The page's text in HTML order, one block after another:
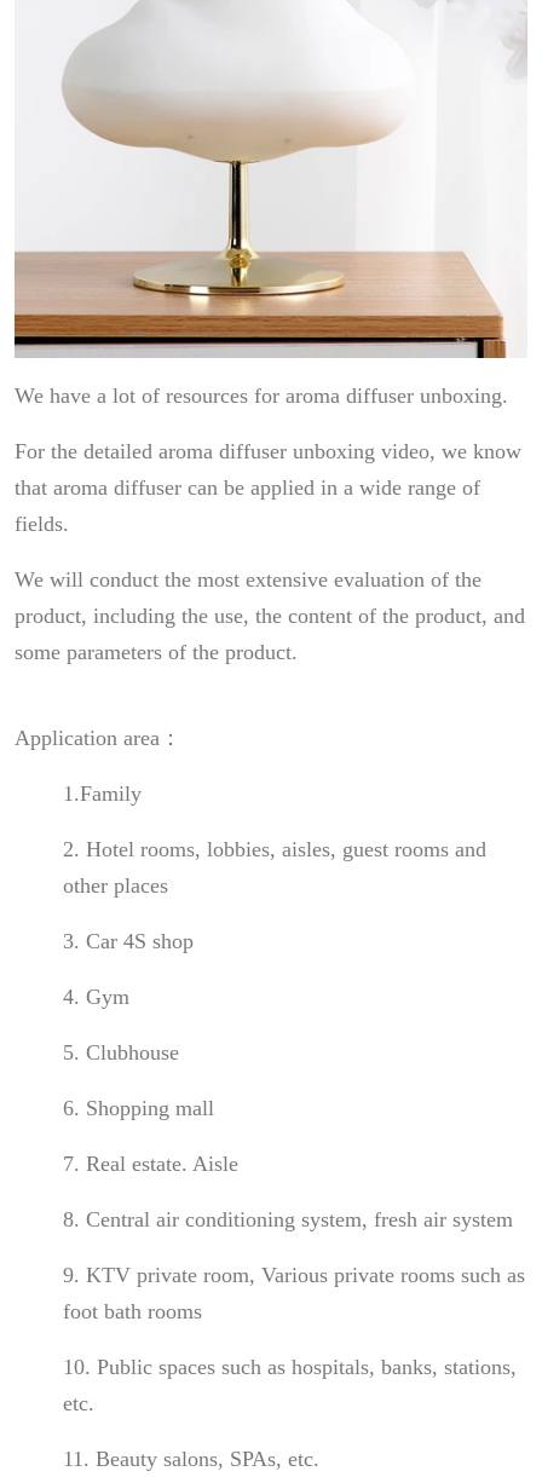
We have a lot of resources for aroma diffuser unboxing.
For the detailed aroma diffuser unboxing video, we know
that aroma diffuser can be applied in a wide range of
fields.
We will conduct the most extensive evaluation of the
product, including the use, the content of the product, and
some parameters of the product.
Application area：
1.Family
2. Hotel rooms, lobbies, aisles, guest rooms and
other places
3. Car 4S shop
4. Gym
5. Clubhouse
6. Shopping mall
7. Real estate. Aisle
8. Central air conditioning system, fresh air system
9. KTV private room, Various private rooms such as
foot bath rooms
10. Public spaces such as hospitals, banks, stations,
etc.
11. Beauty salons, SPAs, etc.